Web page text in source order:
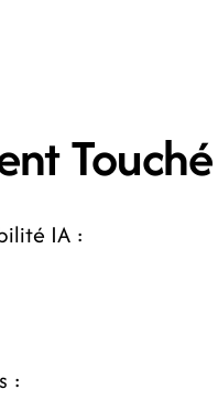
Touché
IA :
: